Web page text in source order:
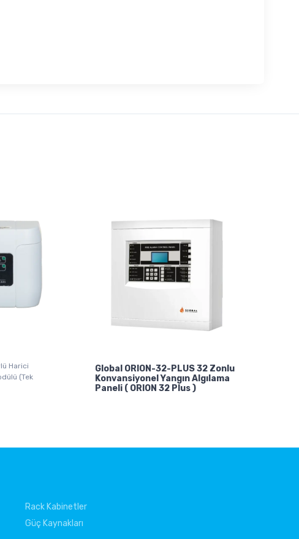
Harici
(Tek
Global ORION-32-PLUS 32 Zonlu
Konvansiyonel Yangın Algılama
Paneli ( ORION 32 Plus )
Rack Kabinetler
Güç Kaynakları